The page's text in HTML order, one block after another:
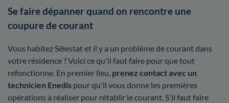
Se faire dépanner quand on rencontre une
coupure de courant
Vous habitez Sélestat et il y a un problème de courant dans
votre résidence ? Voici ce qu'il faut faire pour que tout
refonctionne. En premier lieu, prenez contact avec un
technicien Enedis pour qu'il vous donne les premières
opérations à réaliser pour rétablir le courant. S'il faut faire